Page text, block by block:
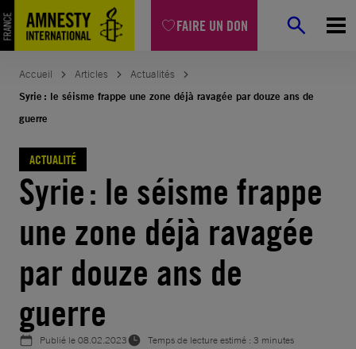
FAIRE UN DON
Aller
au
contenu
Accueil Articles
Actualités
Syrie : le séisme frappe une zone déjà ravagée par douze ans de
guerre
ACTUALITÉ
Syrie : le séisme frappe
une zone déjà ravagée
par douze ans de
guerre
Publié le08.02.2023
Temps de lecture estimé : 3 minutes